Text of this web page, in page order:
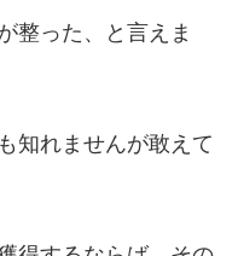
整った、と言えま
知れませんが敢えて